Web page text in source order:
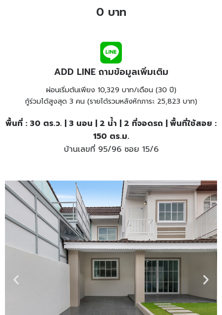
0 บาท
ADD LINE ถามข้อมูลเพิ่มเติม
ผ่อนเริ่มต้นเพียง 10,329 บาท/เดือน (30 ปี)
กู้ร่วมได้สูงสุด 3 คน (รายได้รวมหลังหักภาระ 25,823 บาท)
พื้นที่ : 30 ตร.ว. | 3 นอน | 2 น้ำ | 2 ที่จอดรถ | พื้นที่ใช้สอย :
150 ตร.ม.
บ้านเลขที่ 95/96 ซอย 15/6